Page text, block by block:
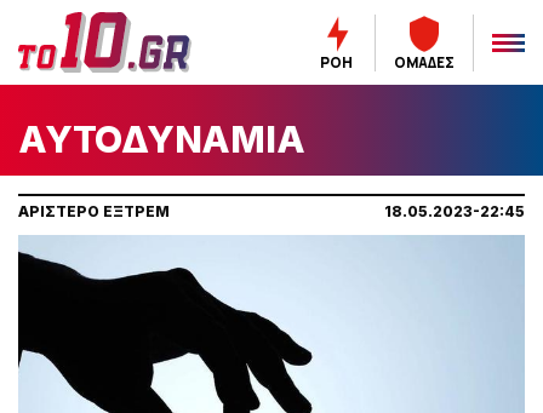
ΡΟΗ ΟΜΑΔΕΣ
ΑΥΤΟΔΥΝΑΜΙΑ
ΑΡΙΣΤΕΡΟ ΕΞΤΡΕΜ 18.05.2023-22:45